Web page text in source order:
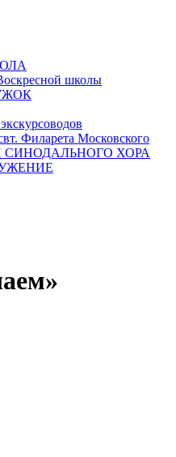
школы
Филарета Московского
СИНОДАЛЬНОГО ХОРА